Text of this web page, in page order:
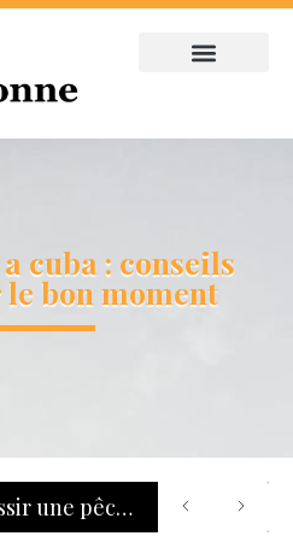
cuba : conseils
bon moment
Les secrets pour réussir une pêche au bar : tout savoir sur les leurres, les zones de chasse et le matériel adapté